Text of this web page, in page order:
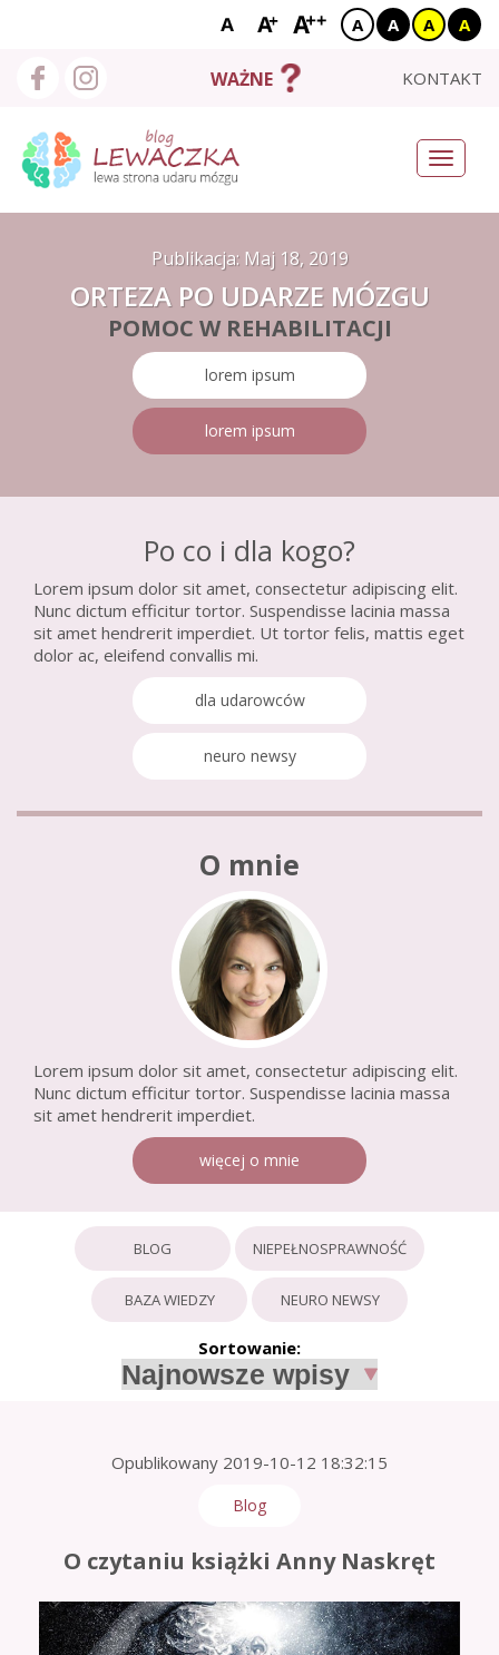
A A A A
WAŻNE KONTAKT
X
START
BLOG
NEURO NEWSY
UDAROWCY
BAZA WIEDZY
WYSZUKAJ
Toggle
Publikacja: Maj 18, 2019
ORTEZA PO UDARZE MÓZGU
POMOC W REHABILITACJI
lorem ipsum
lorem ipsum
Po co i dla kogo?
Lorem ipsum dolor sit amet, consectetur adipiscing elit.
Nunc dictum efficitur tortor. Suspendisse lacinia massa
sit amet hendrerit imperdiet. Ut tortor felis, mattis eget
dolor ac, eleifend convallis mi.
dla udarowców
neuro newsy
O mnie
Lorem ipsum dolor sit amet, consectetur adipiscing elit.
Nunc dictum efficitur tortor. Suspendisse lacinia massa
sit amet hendrerit imperdiet.
więcej o mnie
Sortowanie:
BLOG NIEPEŁNOSPRAWNOŚĆ
BAZA WIEDZY NEURO NEWSY
Opublikowany 2019-10-12 18:32:15
Blog
O czytaniu książki Anny Naskręt